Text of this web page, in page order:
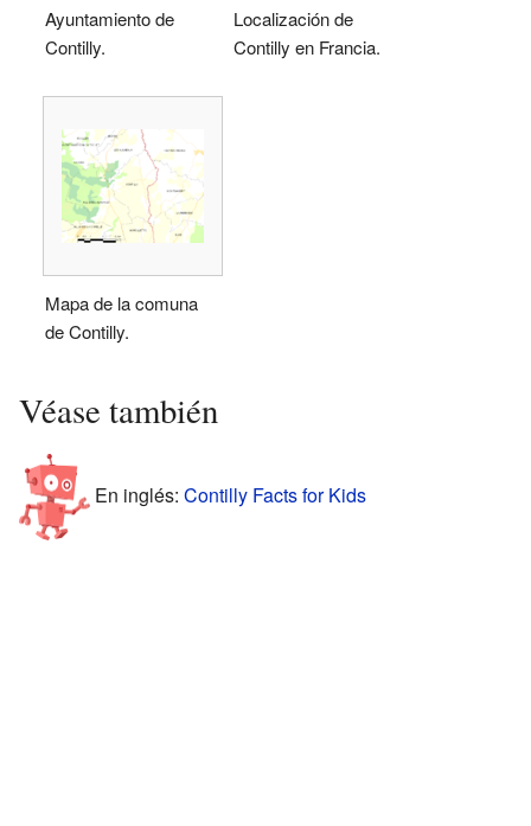
Ayuntamiento de
Contilly.
Localización de
Contilly en Francia.
Mapa de la comuna
de Contilly.
Véase también
En inglés: Contilly Facts for Kids